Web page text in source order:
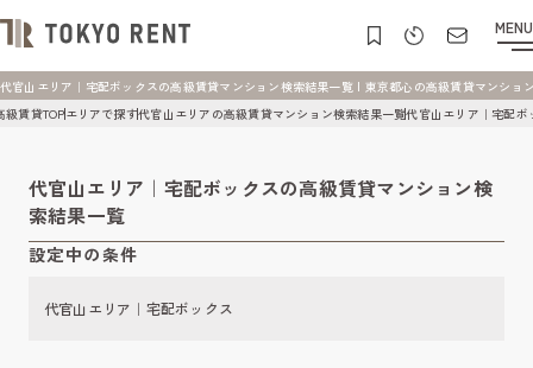
MENU
代官山エリア｜宅配ボックスの高級賃貸マンション検索結果一覧 | 東京都心の高級賃貸マンショ
級賃貸TOPエリアで探す代官山エリアの高級賃貸マンション検索結果一覧代官山エリア｜宅配
代官山エリア｜宅配ボックスの高級賃貸マンション検
索結果一覧
設定中の条件
代官山エリア｜宅配ボックス